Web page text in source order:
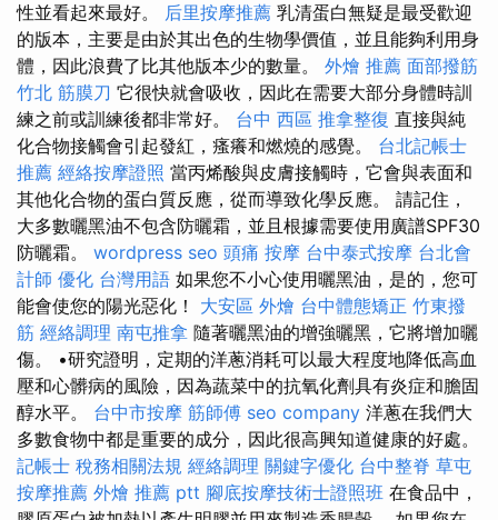
性並看起來最好。 后里按摩推薦 乳清蛋白無疑是最受歡迎
的版本，主要是由於其出色的生物學價值，並且能夠利用身
體，因此浪費了比其他版本少的數量。 外燴 推薦 面部撥筋
竹北 筋膜刀 它很快就會吸收，因此在需要大部分身體時訓
練之前或訓練後都非常好。 台中 西區 推拿整復 直接與純
化合物接觸會引起發紅，瘙癢和燃燒的感覺。 台北記帳士
推薦 經絡按摩證照 當丙烯酸與皮膚接觸時，它會與表面和
其他化合物的蛋白質反應，從而導致化學反應。 請記住，
大多數曬黑油不包含防曬霜，並且根據需要使用廣譜SPF30
防曬霜。 wordpress seo 頭痛 按摩 台中泰式按摩 台北會
計師 優化 台灣用語 如果您不小心使用曬黑油，是的，您可
能會使您的陽光惡化！ 大安區 外燴 台中體態矯正 竹東撥
筋 經絡調理 南屯推拿 隨著曬黑油的增強曬黑，它將增加曬
傷。 •研究證明，定期的洋蔥消耗可以最大程度地降低高血
壓和心髒病的風險，因為蔬菜中的抗氧化劑具有炎症和膽固
醇水平。 台中市按摩 筋師傅 seo company 洋蔥在我們大
多數食物中都是重要的成分，因此很高興知道健康的好處。
記帳士 稅務相關法規 經絡調理 關鍵字優化 台中整脊 草屯
按摩推薦 外燴 推薦 ptt 腳底按摩技術士證照班 在食品中，